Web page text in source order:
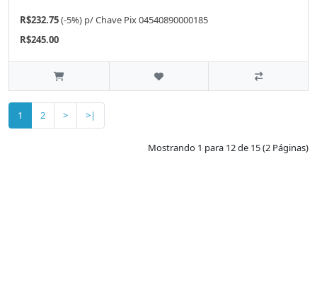
R$232.75(-5%) p/Chave Pix 04540890000185
R$245.00
1 2 > >|
Mostrando 1 para 12 de 15 (2 Páginas)